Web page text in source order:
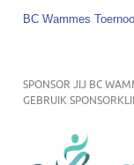
BC Wammes
SPONSOR JIJ BC
GEBRUIK